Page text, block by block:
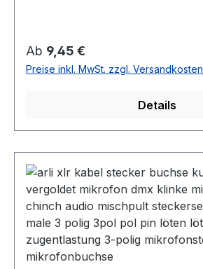
Regulärer Preis:
Ab 9,45 €
Preise inkl. MwSt. zzgl. Versandkosten
Details